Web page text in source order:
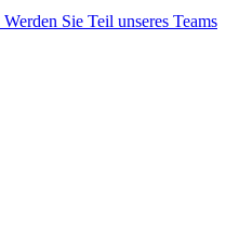
Werden Sie Teil unseres Teams